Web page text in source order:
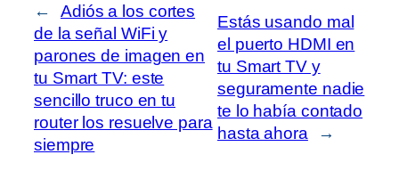
←
Adiós a los cortes
de la señal WiFi y
parones de imagen en
tu Smart TV: este
sencillo truco en tu
router los resuelve para
siempre
Estás usando mal
el puerto HDMI en
tu Smart TV y
seguramente nadie
te lo había contado
hasta ahora
→